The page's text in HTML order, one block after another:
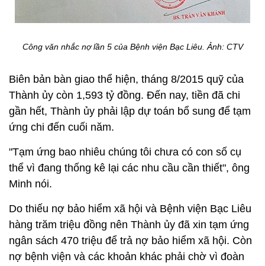
Công văn nhắc nợ lần 5 của Bệnh viện Bạc Liêu. Ảnh: CTV
Biên bản bàn giao thể hiện, tháng 8/2015 quỹ của
Thành ủy còn 1,593 tỷ đồng. Đến nay, tiền đã chi
gần hết, Thành ủy phải lập dự toán bổ sung để tạm
ứng chi đến cuối năm.
"Tạm ứng bao nhiêu chúng tôi chưa có con số cụ
thể vì đang thống kê lại các nhu cầu cần thiết", ông
Minh nói.​
Do thiếu nợ bảo hiểm xã hội và Bệnh viện Bạc Liêu
hàng trăm triệu đồng nên Thành ủy đã xin tạm ứng
ngân sách 470 triệu để trả nợ bảo hiểm xã hội. Còn
nợ bệnh viện và các khoản khác phải chờ vì đoàn